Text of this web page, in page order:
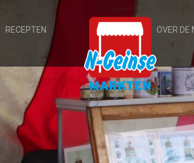
RECEPTEN OVER DE